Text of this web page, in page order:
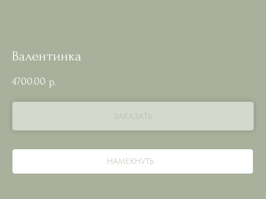
Валентинка
4700,00 р.
ЗАКАЗАТЬ
НАМЕКНУТЬ